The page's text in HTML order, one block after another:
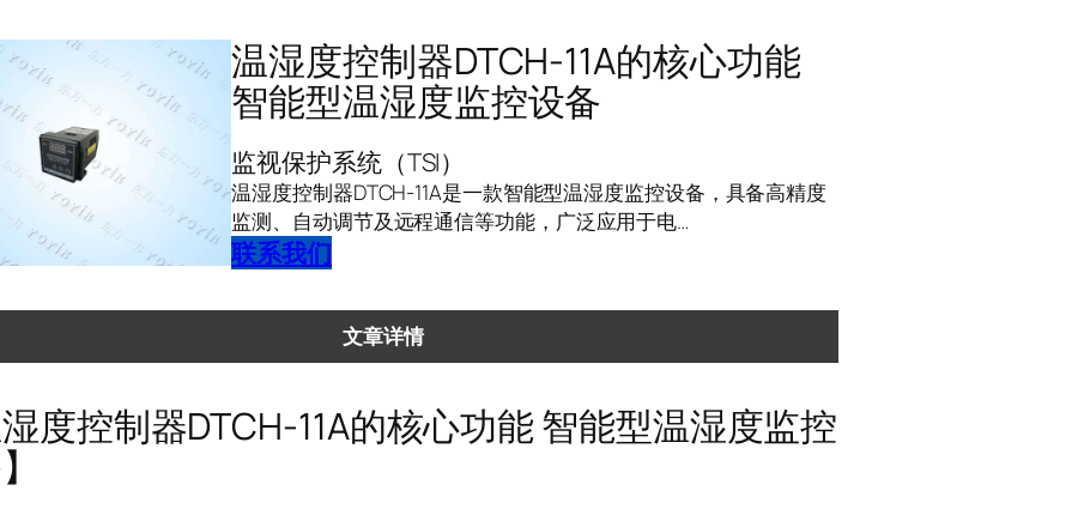
温湿度控制器DTCH-11A的核心功能
智能型温湿度监控设备
监视保护系统（TSI）
温湿度控制器DTCH-11A是一款智能型温湿度监控设备，具备高精度
监测、自动调节及远程通信等功能，广泛应用于电…
联系我们
文章详情
湿度控制器DTCH-11A的核心功能 智能型温湿度监控